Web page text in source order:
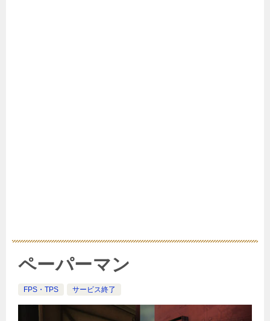
ペーパーマン
FPS・TPS サービス終了